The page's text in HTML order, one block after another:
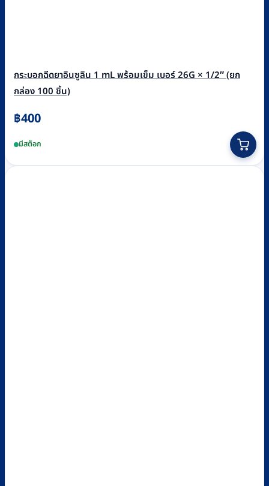
กระบอกฉีดยาอินซูลิน 1 mL พร้อมเข็ม เบอร์ 26G × 1/2″ (ยก
กล่อง 100 ชิ้น)
฿400
มีสต็อก